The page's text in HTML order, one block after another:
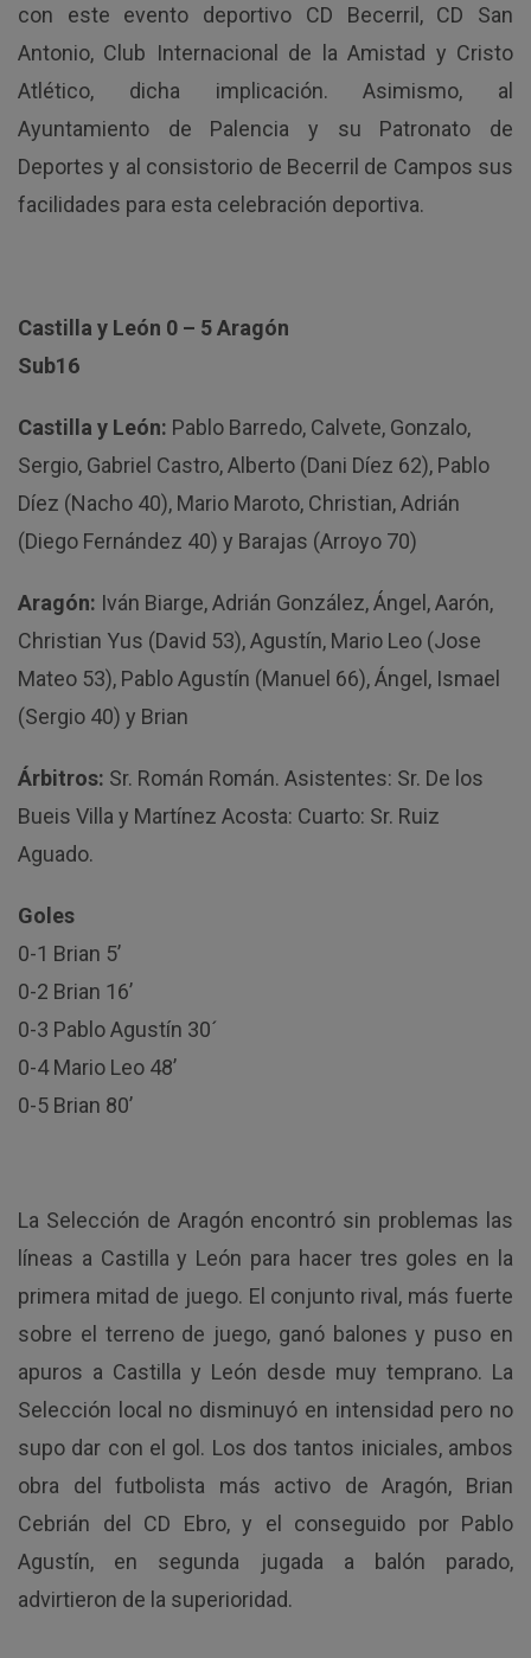
con este evento deportivo CD Becerril, CD San
Antonio, Club Internacional de la Amistad y Cristo
Atlético, dicha implicación. Asimismo, al
Ayuntamiento de Palencia y su Patronato de
Deportes y al consistorio de Becerril de Campos sus
facilidades para esta celebración deportiva.
Castilla y León 0 – 5 Aragón
Sub16
Castilla y León: Pablo Barredo, Calvete, Gonzalo,
Sergio, Gabriel Castro, Alberto (Dani Díez 62), Pablo
Díez (Nacho 40), Mario Maroto, Christian, Adrián
(Diego Fernández 40) y Barajas (Arroyo 70)
Aragón: Iván Biarge, Adrián González, Ángel, Aarón,
Christian Yus (David 53), Agustín, Mario Leo (Jose
Mateo 53), Pablo Agustín (Manuel 66), Ángel, Ismael
(Sergio 40) y Brian
Árbitros: Sr. Román Román. Asistentes: Sr. De los
Bueis Villa y Martínez Acosta: Cuarto: Sr. Ruiz
Aguado.
Goles
0-1 Brian 5’
0-2 Brian 16’
0-3 Pablo Agustín 30´
0-4 Mario Leo 48’
0-5 Brian 80’
La Selección de Aragón encontró sin problemas las
líneas a Castilla y León para hacer tres goles en la
primera mitad de juego. El conjunto rival, más fuerte
sobre el terreno de juego, ganó balones y puso en
apuros a Castilla y León desde muy temprano. La
Selección local no disminuyó en intensidad pero no
supo dar con el gol. Los dos tantos iniciales, ambos
obra del futbolista más activo de Aragón, Brian
Cebrián del CD Ebro, y el conseguido por Pablo
Agustín, en segunda jugada a balón parado,
advirtieron de la superioridad.